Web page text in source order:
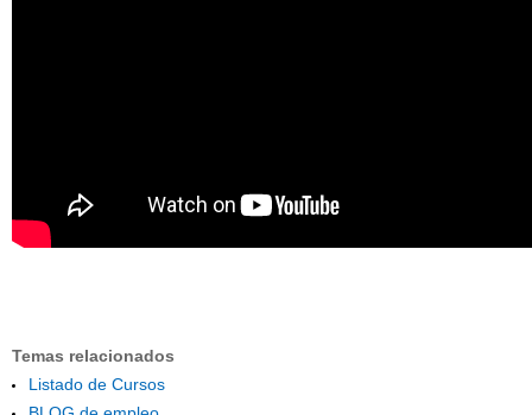
Temas relacionados
Listado de Cursos